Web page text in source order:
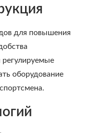
для повышения
регулируемые
оборудование